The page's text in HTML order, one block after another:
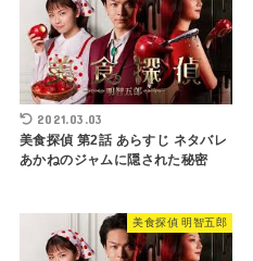
2021.03.03
美食探偵 第2話 あらすじ ネタバレ
あかねのジャムに隠された秘密
美食探偵 明智五郎